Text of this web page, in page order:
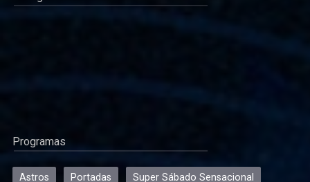
Programas
Astros Portadas Super Sábado Sensacional